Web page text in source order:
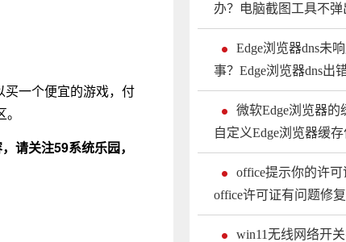
一个便宜的游戏，付
请关注59系统乐园，
办？电脑截图工具不
Edge浏览器dns未
事？Edge浏览器dns出
微软Edge浏览器的
自定义Edge浏览器缓
office提示你的许可
office许可证有问题修
win11无线网络开